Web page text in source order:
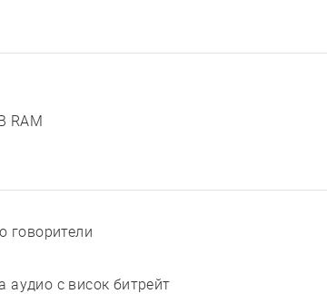
RAM
говорители
аудио с висок битрейт